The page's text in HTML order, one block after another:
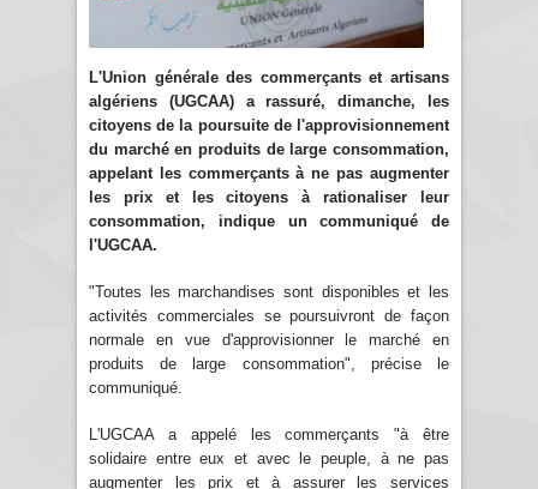
L'Union générale des commerçants et artisans
algériens (UGCAA) a rassuré, dimanche, les
citoyens de la poursuite de l'approvisionnement
du marché en produits de large consommation,
appelant les commerçants à ne pas augmenter
les prix et les citoyens à rationaliser leur
consommation, indique un communiqué de
l'UGCAA.
"Toutes les marchandises sont disponibles et les
activités commerciales se poursuivront de façon
normale en vue d'approvisionner le marché en
produits de large consommation", précise le
communiqué.
L'UGCAA a appelé les commerçants "à être
solidaire entre eux et avec le peuple, à ne pas
augmenter les prix et à assurer les services